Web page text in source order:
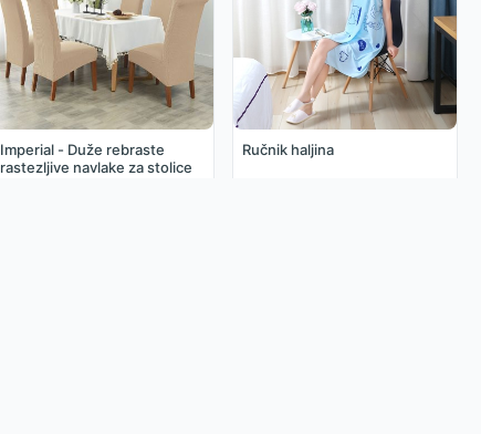
Imperial - Duže rebraste
rastezljive navlake za stolice
Ručnik haljina